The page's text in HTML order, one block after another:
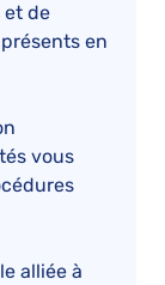
et de
en
vous
alliée à